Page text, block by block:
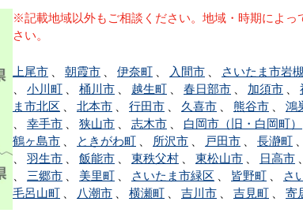
※記載地域以外もご相談ください。地域・時期によ
さい。
上尾市 朝霞市 伊奈町 入間市 さいたま市岩
小川町 桶川市 越生町 春日部市 加須市
ま市北区
北本市 行田市 久喜市 熊谷市 鴻
幸手市 狭山市 志木市 白岡市（旧・白岡町）
鶴ヶ島市
ときがわ町 所沢市 戸田市 長瀞町
羽生市 飯能市 東秩父村 東松山市 日高市
三郷市 美里町 さいたま市緑区 皆野町 さ
毛呂山町
八潮市 横瀬町 吉川市 吉見町 寄